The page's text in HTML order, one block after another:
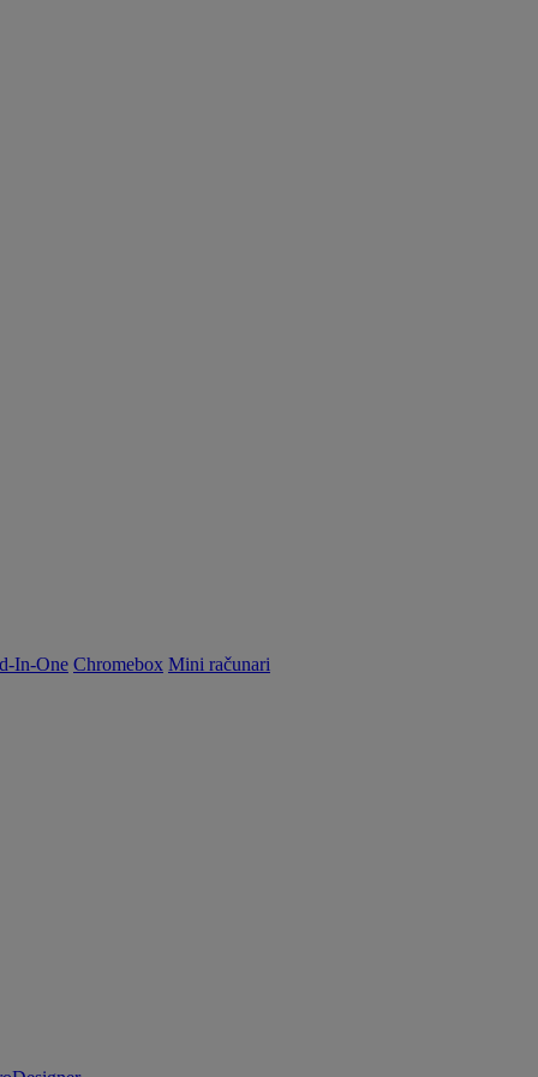
In-One Chromebox Mini računari